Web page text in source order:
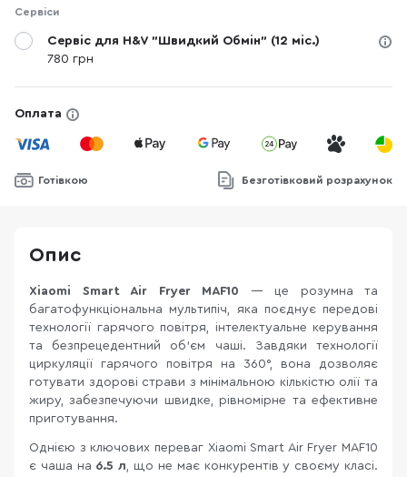
Сервіси
Сервіс для H&V "Швидкий Обмін" (12 міс.)
780 грн
Оплата
Готівкою Безготівковий розрахунок
Опис
Xiaomi Smart Air Fryer MAF10 — це розумна та
багатофункціональна мультипіч, яка поєднує передові
технології гарячого повітря, інтелектуальне керування
та безпрецедентний об'єм чаші. Завдяки технології
циркуляції гарячого повітря на 360°, вона дозволяє
готувати здорові страви з мінімальною кількістю олії та
жиру, забезпечуючи швидке, рівномірне та ефективне
приготування.
Однією з ключових переваг Xiaomi Smart Air Fryer MAF10
є чаша на 6.5 л, що не має конкурентів у своєму класі.